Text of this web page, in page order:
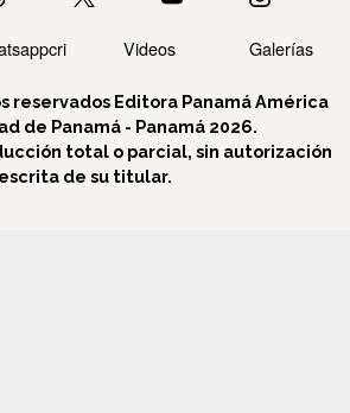
Videos Galerías
reservados Editora Panamá América
de Panamá - Panamá 2026.
total o parcial, sin autorización
escrita de su titular.